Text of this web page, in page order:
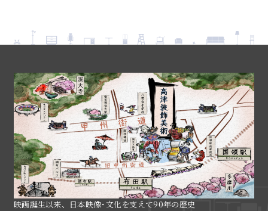
映画誕生以来、日本映像･文化を支えて90年の歴史